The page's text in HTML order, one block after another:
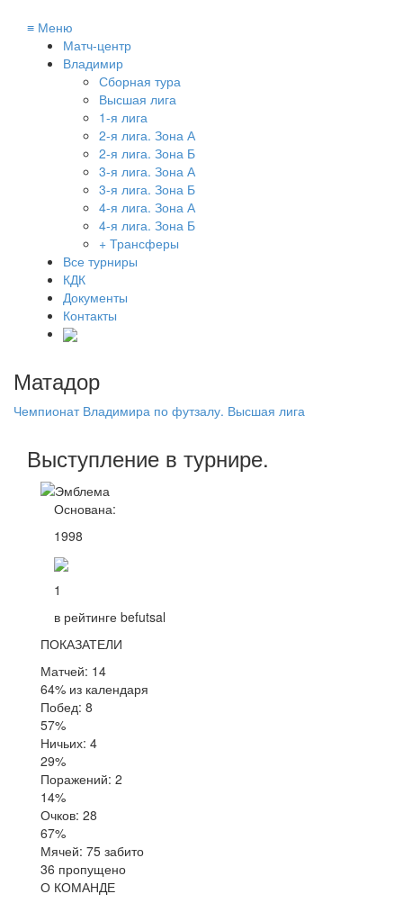
≡ Меню
Матч-центр
Владимир
Сборная тура
Высшая лига
1-я лига
2-я лига. Зона А
2-я лига. Зона Б
3-я лига. Зона А
3-я лига. Зона Б
4-я лига. Зона А
4-я лига. Зона Б
+ Трансферы
Все турниры
КДК
Документы
Контакты
Матадор
Чемпионат Владимира по футзалу. Высшая лига
Выступление в турнире.
Основана:
1998
1
в рейтинге befutsal
ПОКАЗАТЕЛИ
Матчей: 14
64% из календаря
Побед: 8
57%
Ничьих: 4
29%
Поражений: 2
14%
Очков: 28
67%
Мячей: 75 забито
36 пропущено
О КОМАНДЕ